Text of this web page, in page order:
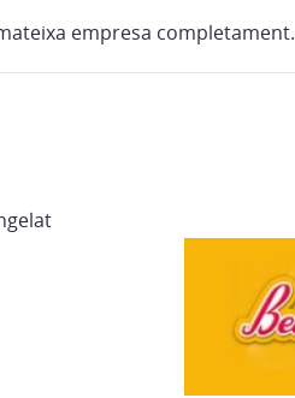
empresa completament.